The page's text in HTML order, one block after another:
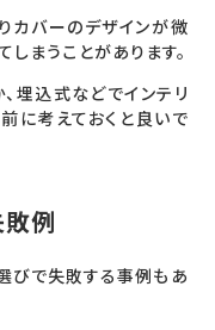
カバーのデザインが微
しまうことがあります。
埋込式などでインテリ
に考えておくと良いで
敗例
びで失敗する事例もあ